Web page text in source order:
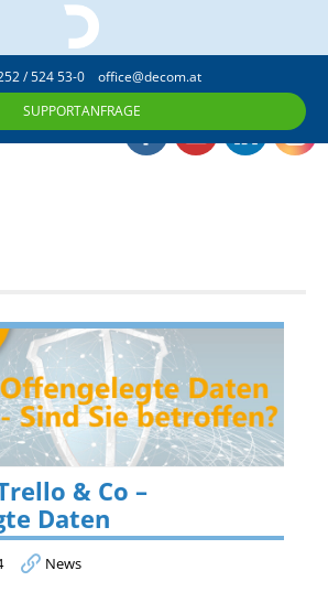
/ 524 53-0 office@decom.at
SUPPORTANFRAGE
& Co –
Daten
News